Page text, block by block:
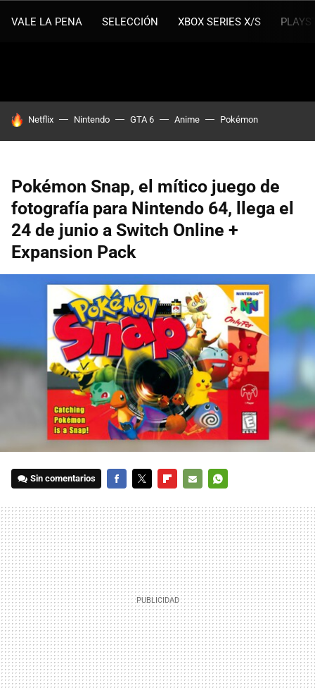
VALE LA PENA SELECCIÓN XBOX SERIES X/S
HOY SE HABLA DE
Netflix Nintendo GTA 6 Anime Pokémon
Pokémon Snap, el mítico juego de
fotografía para Nintendo 64, llega el
24 de junio a Switch Online +
Expansion Pack
Sin comentarios
MAIL